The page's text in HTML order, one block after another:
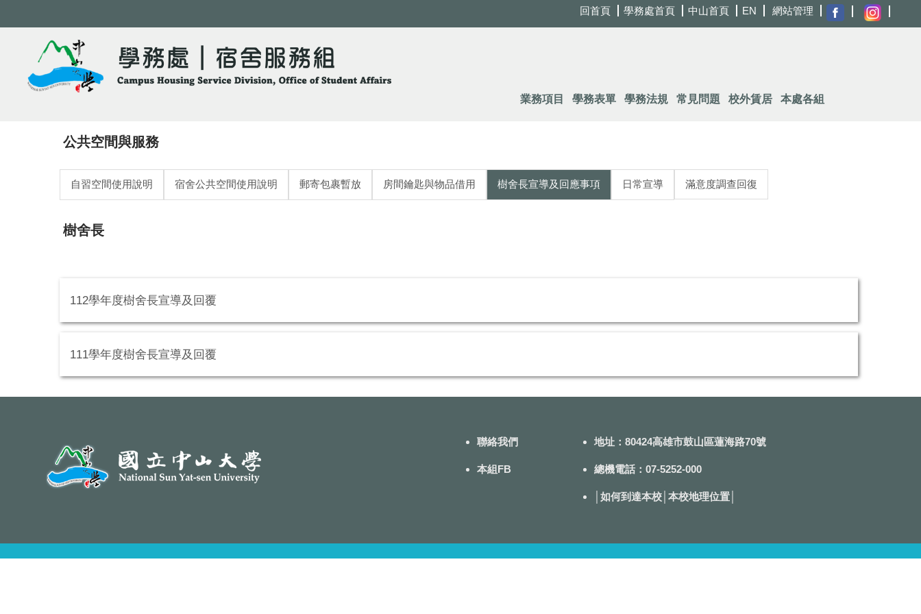
到
回首頁 學務處首頁 中山首頁 EN 網站管理
本處各組
校外賃居
常見問題
學務法規
學務表單
業務項目
公共空間與服務
自習空間使用說明 宿舍公共空間使用說明 郵寄包裹暫放 房間鑰匙與物品借用 樹舍長宣導及回應事項 日常宣導 滿意度調查回復
樹舍長
112學年度樹舍長宣導及回覆
111學年度樹舍長宣導及回覆
聯絡我們
本組FB
地址：80424高雄市鼓山區蓮海路70號
總機電話：07-5252-000
│如何到達本校 │本校地理位置